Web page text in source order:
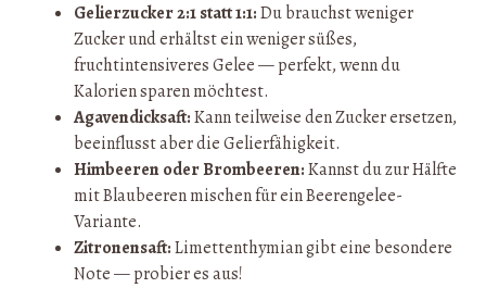
Gelierzucker 2:1 statt 1:1:Du brauchst weniger
Zucker und erhältst ein weniger süßes,
fruchtintensiveres Gelee — perfekt, wenn du
Kalorien sparen möchtest.
Agavendicksaft:Kann teilweise den Zucker ersetzen,
beeinflusst aber die Gelierfähigkeit.
Himbeeren oder Brombeeren:Kannst du zur Hälfte
mit Blaubeeren mischen für ein Beerengelee-
Variante.
Zitronensaft:Limettenthymian gibt eine besondere
Note — probier es aus!